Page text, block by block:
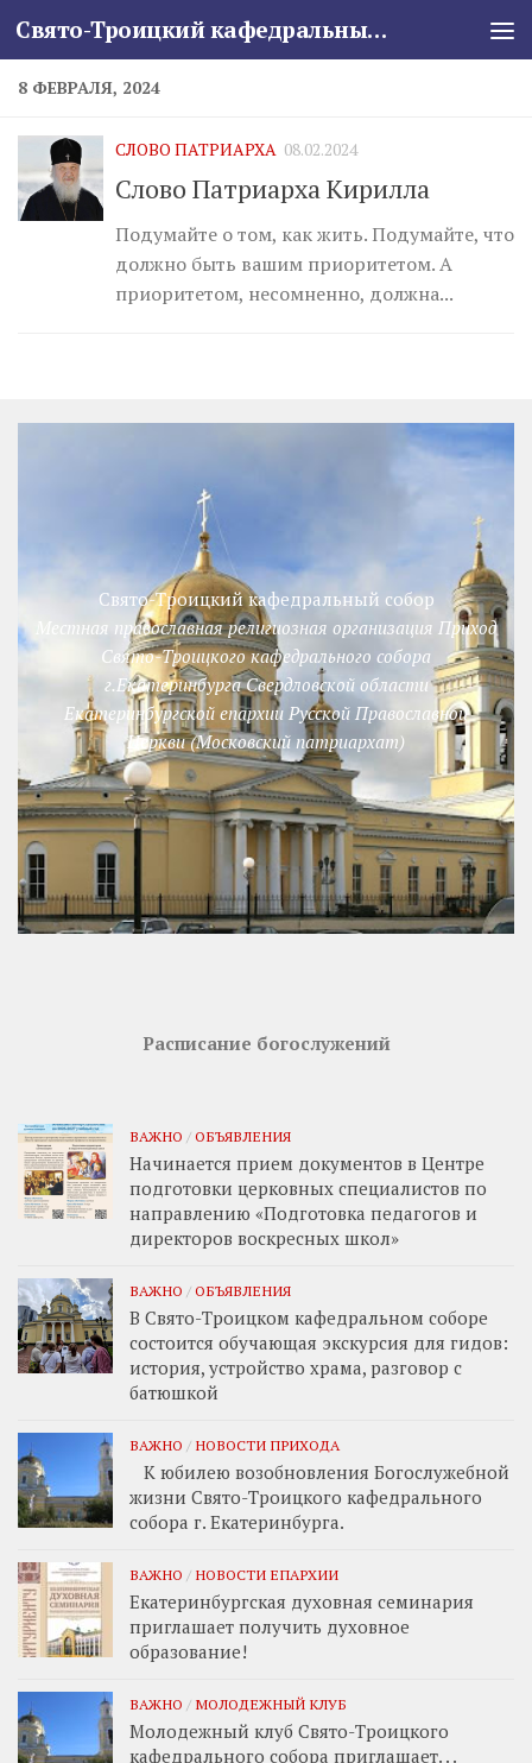
Skip to content Свято-Троицкий кафедральный собор
8 ФЕВРАЛЯ, 2024
СЛОВО ПАТРИАРХА 08.02.2024
Слово Патриарха Кирилла
Подумайте о том, как жить. Подумайте, что
должно быть вашим приоритетом. А
приоритетом, несомненно, должна...
Свято-Троицкий кафедральный собор
Местная православная религиозная организация Приход
Свято-Троицкого кафедрального собора
г.Екатеринбурга Свердловской области
Екатеринбургской епархии Русской Православной
Церкви (Московский патриархат)
Расписание богослужений
ВАЖНО / ОБЪЯВЛЕНИЯ
Начинается прием документов в Центре
подготовки церковных специалистов по
направлению «Подготовка педагогов и
директоров воскресных школ»
ВАЖНО / ОБЪЯВЛЕНИЯ
В Свято-Троицком кафедральном соборе
состоится обучающая экскурсия для гидов:
история, устройство храма, разговор с
батюшкой
ВАЖНО / НОВОСТИ ПРИХОДА
К юбилею возобновления Богослужебной
жизни Свято-Троицкого кафедрального
собора г. Екатеринбурга.
ВАЖНО / НОВОСТИ ЕПАРХИИ
Екатеринбургская духовная семинария
приглашает получить духовное
образование!
ВАЖНО / МОЛОДЕЖНЫЙ КЛУБ
Молодежный клуб Свято-Троицкого
кафедрального собора приглашает. . .